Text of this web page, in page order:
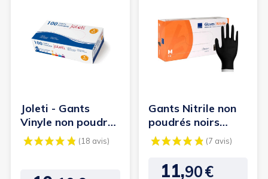
Joleti - Gants
Vinyle non poudrés
Joleti
Gants Nitrile non
poudrés noirs
Abena-Frantex
Prix
11,90€